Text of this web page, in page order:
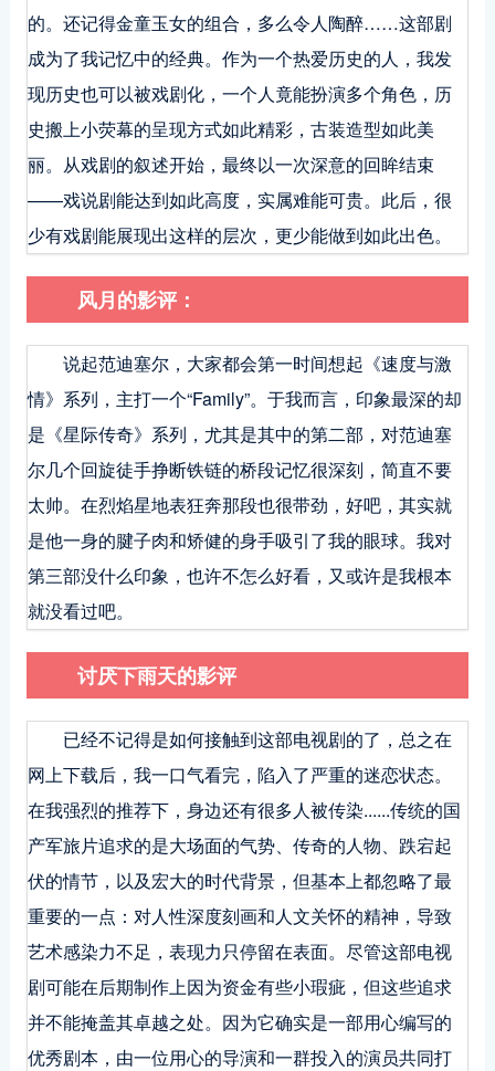
的。还记得金童玉女的组合，多么令人陶醉……这部剧
成为了我记忆中的经典。作为一个热爱历史的人，我发
现历史也可以被戏剧化，一个人竟能扮演多个角色，历
史搬上小荧幕的呈现方式如此精彩，古装造型如此美
丽。从戏剧的叙述开始，最终以一次深意的回眸结束
——戏说剧能达到如此高度，实属难能可贵。此后，很
少有戏剧能展现出这样的层次，更少能做到如此出色。
风月的影评：
说起范迪塞尔，大家都会第一时间想起《速度与激
情》系列，主打一个“Family”。于我而言，印象最深的却
是《星际传奇》系列，尤其是其中的第二部，对范迪塞
尔几个回旋徒手挣断铁链的桥段记忆很深刻，简直不要
太帅。在烈焰星地表狂奔那段也很带劲，好吧，其实就
是他一身的腱子肉和矫健的身手吸引了我的眼球。我对
第三部没什么印象，也许不怎么好看，又或许是我根本
就没看过吧。
讨厌下雨天的影评
已经不记得是如何接触到这部电视剧的了，总之在
网上下载后，我一口气看完，陷入了严重的迷恋状态。
在我强烈的推荐下，身边还有很多人被传染......传统的国
产军旅片追求的是大场面的气势、传奇的人物、跌宕起
伏的情节，以及宏大的时代背景，但基本上都忽略了最
重要的一点：对人性深度刻画和人文关怀的精神，导致
艺术感染力不足，表现力只停留在表面。尽管这部电视
剧可能在后期制作上因为资金有些小瑕疵，但这些追求
并不能掩盖其卓越之处。因为它确实是一部用心编写的
优秀剧本，由一位用心的导演和一群投入的演员共同打